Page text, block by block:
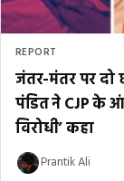
REPORT
जंतर-मंतर पर दो
पंडित ने CJP के
विरोधी’ कहा
Prantik Ali